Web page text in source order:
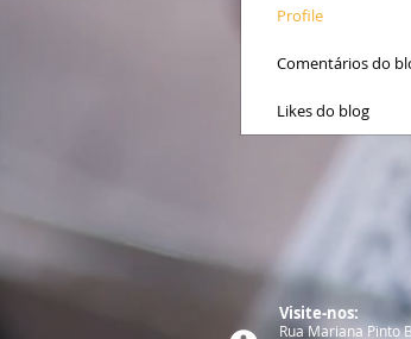
Profile
Comentários do
Likes do blog
Visite-nos:​​​​
Rua Mariana Pinto